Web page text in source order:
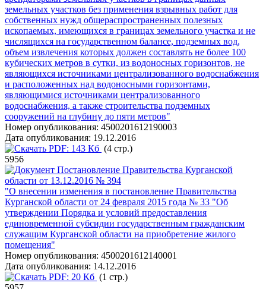
земельных участков без применения взрывных работ для
собственных нужд общераспространенных полезных
ископаемых, имеющихся в границах земельного участка и не
числящихся на государственном балансе, подземных вод,
объем извлечения которых должен составлять не более 100
кубических метров в сутки, из водоносных горизонтов, не
являющихся источниками централизованного водоснабжения
и расположенных над водоносными горизонтами,
являющимися источниками централизованного
водоснабжения, а также строительства подземных
сооружений на глубину до пяти метров"
Номер опубликования: 4500201612190003
Дата опубликования: 19.12.2016
PDF: 143 Кб (4 стр.)
5956
Постановление Правительства Курганской
области от 13.12.2016 № 394
"О внесении изменения в постановление Правительства
Курганской области от 24 февраля 2015 года № 33 "Об
утверждении Порядка и условий предоставления
единовременной субсидии государственным гражданским
служащим Курганской области на приобретение жилого
помещения"
Номер опубликования: 4500201612140001
Дата опубликования: 14.12.2016
PDF: 20 Кб (1 стр.)